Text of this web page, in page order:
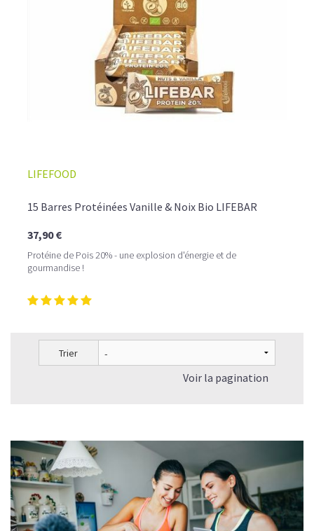
LIFEFOOD
15 Barres Protéinées Vanille & Noix Bio LIFEBAR
37,90 €
Protéine de Pois 20% - une explosion d'énergie et de
gourmandise !
Trier
Voir la pagination